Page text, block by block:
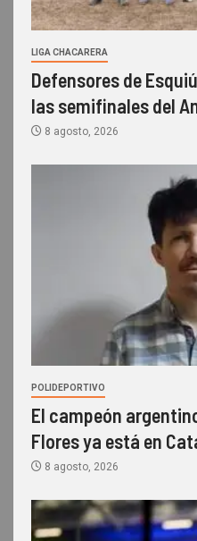
LIGA CHACARERA
Defensores de
las semifinales del
8 agosto, 2026
POLIDEPORTIVO
El campeón
Flores ya está en
8 agosto, 2026